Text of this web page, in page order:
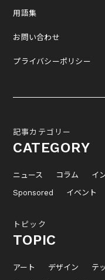
用語集
お問い合わせ
プライバシーポリシー
記事カテゴリー
CATEGORY
ニュース コラム イ
Sponsored
イベント
トピック
TOPIC
アート デザイン テ